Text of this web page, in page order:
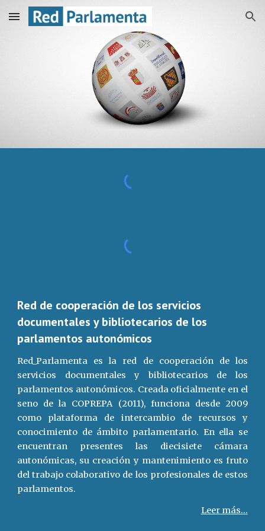
Skip to main content Skip to navigation
Red de cooperación de los servicios
documentales y bibliotecarios de los
parlamentos autonómicos
Red_Parlamenta es la red de cooperación de los
servicios documentales y bibliotecarios de los
parlamentos autonómicos. Creada oficialmente en el
seno de la COPREPA (2011), funciona desde 2009
como plataforma de intercambio de recursos y
conocimiento de ámbito parlamentario. En ella se
encuentran presentes las diecisiete cámara
autonómicas, su creación y mantenimiento es fruto
del trabajo colaborativo de los profesionales de estos
parlamentos.
Leer más...